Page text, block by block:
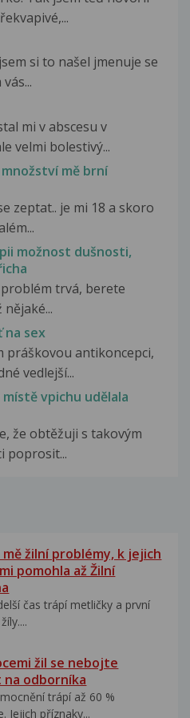
si to našel jmenuje se
mi v abscesu v
velmi bolestivý...
mě brní
zeptat.. je mi 18 a skoro
možnost dušnosti,
trvá, berete
na sex
práškovou antikoncepci,
vedlejší...
vpichu udělala
že obtěžuji s takovým
poprosit...
žilní problémy, k jejich
pomohla až Žilní
čas trápí metličky a první
žil se nebojte
odborníka
trápí až 60 %
Jejich příznaky...